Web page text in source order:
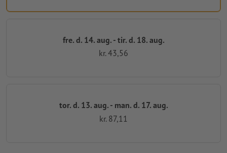
fre. d. 14. aug. - tir. d. 18. aug.
kr. 43,56
tor. d. 13. aug. - man. d. 17. aug.
kr. 87,11